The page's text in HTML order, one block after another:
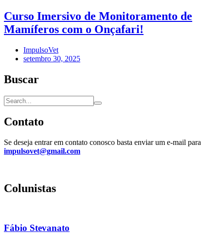
Curso Imersivo de Monitoramento de
Mamíferos com o Onçafari!
ImpulsoVet
setembro 30, 2025
Buscar
Contato
Se deseja entrar em contato conosco basta enviar um e-mail para
impulsovet@gmail.com
Colunistas
Fábio Stevanato